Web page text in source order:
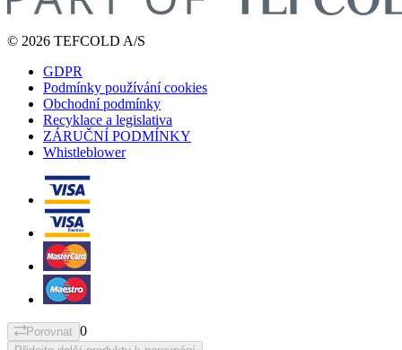
© 2026 TEFCOLD A/S
GDPR
Podmínky používání cookies
Obchodní podmínky
Recyklace a legislativa
ZÁRUČNÍ PODMÍNKY
Whistleblower
Porovnat 0